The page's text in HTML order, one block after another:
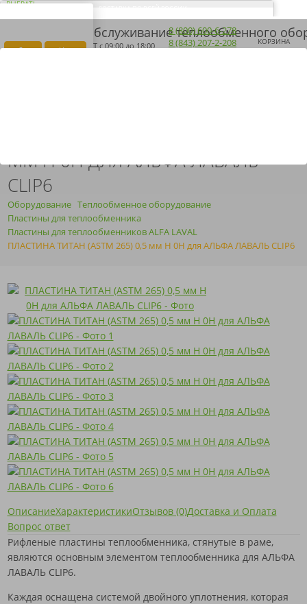
ВЫБРАТЬ
ВАШ ГОРОД ЭЛЬ-
Да НетПН-ПТс 09:00 до 18:00
8 (800) 600-6-278
8 (843) 207-2-208
КОРЗИНА
ММ H 0H ДЛЯ АЛЬФА ЛАВАЛЬ
CLIP6
Оборудование Теплообменное оборудование
Пластины для теплообменника
Пластины для теплообменников ALFA LAVAL
ПЛАСТИНА ТИТАН (ASTM 265) 0,5 мм H 0H для АЛЬФА ЛАВАЛЬ CLIP6
ОписаниеХарактеристикиОтзывов (0)Доставка и Оплата
Вопрос ответ
Рифленые пластины теплообменника, стянутые в раме,
являются основным элементом теплообменника для АЛЬФА
ЛАВАЛЬ CLIP6.
Каждая оснащена системой двойного уплотнения, которая